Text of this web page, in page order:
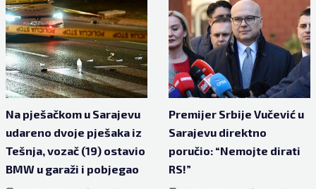
Na pješačkom u Sarajevu
udareno dvoje pješaka iz
Tešnja, vozač (19) ostavio
BMW u garaži i pobjegao
Premijer Srbije Vučević u
Sarajevu direktno
poručio: “Nemojte dirati
RS!”